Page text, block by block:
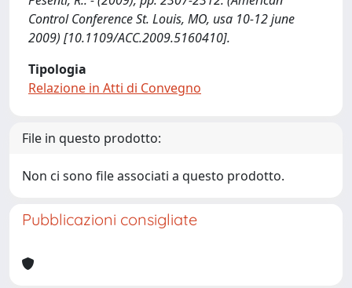
Control Conference St. Louis, MO, usa 10-12 june
2009) [10.1109/ACC.2009.5160410].
Tipologia
Relazione in Atti di Convegno
File in questo prodotto:
Non ci sono file associati a questo prodotto.
Pubblicazioni consigliate